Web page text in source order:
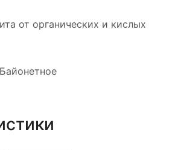
от органических и кислых